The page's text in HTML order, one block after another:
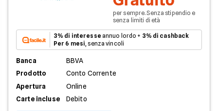
per sempre. Senza stipendio e
senza limiti di età
3% di interesse annuo lordo + 3% di cashback
Per 6 mesi, senza vincoli
Banca
BBVA
Prodotto
Conto Corrente
Apertura
Online
Carte incluse
Debito